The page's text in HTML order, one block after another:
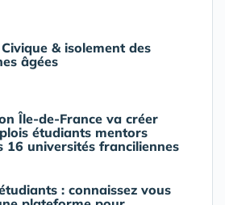
& isolement des
âgées
Île-de-France va créer
étudiants mentors
16 universités franciliennes
: connaissez vous